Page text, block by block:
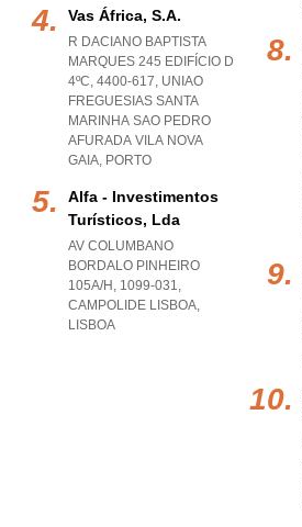
Vas África, S.a.
R DACIANO BAPTISTA
MARQUES 245 EDIFÍCIO D
4ºC, 4400-617, UNIAO
FREGUESIAS SANTA
MARINHA SAO PEDRO
AFURADA VILA NOVA
GAIA, PORTO
Alfa - Investimentos
Turísticos, Lda
AV COLUMBANO
BORDALO PINHEIRO
105A/H, 1099-031,
CAMPOLIDE LISBOA,
LISBOA